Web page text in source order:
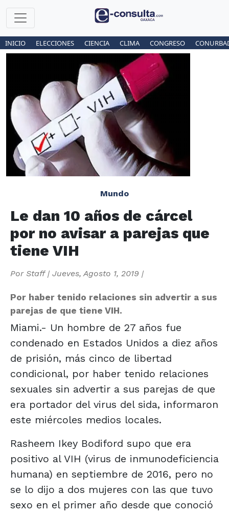
INICIO ELECCIONES CIENCIA CLIMA CONGRESO
Mundo
Le dan 10 años de cárcel
por no avisar a parejas que
tiene VIH
Por Staff| Jueves, Agosto 1, 2019 |
Por haber tenido relaciones sin advertir a sus
parejas de que tiene VIH.
Miami.- Un hombre de 27 años fue
condenado en Estados Unidos a diez años
de prisión, más cinco de libertad
condicional, por haber tenido relaciones
sexuales sin advertir a sus parejas de que
era portador del virus del sida, informaron
este miércoles medios locales.
Rasheem Ikey Bodiford supo que era
positivo al VIH (virus de inmunodeficiencia
humana) en septiembre de 2016, pero no
se lo dijo a dos mujeres con las que tuvo
sexo en el primer año desde que conoció